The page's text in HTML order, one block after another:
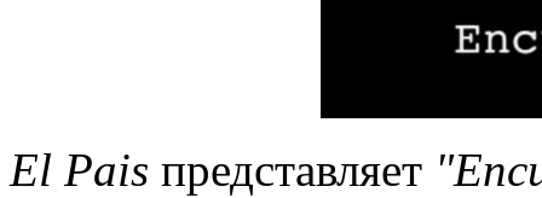
El Pais представляет